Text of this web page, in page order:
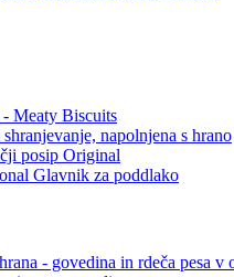
Meaty Biscuits
napolnjena s hrano
posip Original
Glavnik za poddlako
- govedina in rdeča pesa v